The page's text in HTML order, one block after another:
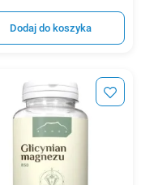
Dodaj do koszyka